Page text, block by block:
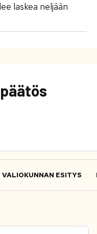
laskea neljään
VALIOKUNNAN ESITYS